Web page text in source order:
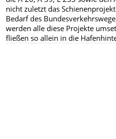
nicht zuletzt das
Bedarf des
werden alle diese Projekte
fließen so allein in die